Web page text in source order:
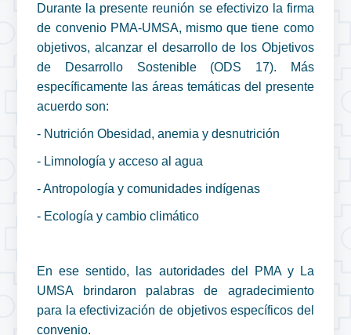
Durante la presente reunión se efectivizo la firma
de convenio PMA-UMSA, mismo que tiene como
objetivos, alcanzar el desarrollo de los Objetivos
de Desarrollo Sostenible (ODS 17). Más
específicamente las áreas temáticas del presente
acuerdo son:
- Nutrición Obesidad, anemia y desnutrición
- Limnología y acceso al agua
- Antropología y comunidades indígenas
- Ecología y cambio climático
En ese sentido, las autoridades del PMA y La
UMSA brindaron palabras de agradecimiento
para la efectivización de objetivos específicos del
convenio.